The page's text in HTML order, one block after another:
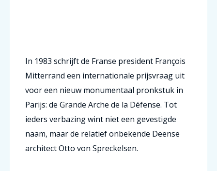
In 1983 schrijft de Franse president François
Mitterrand een internationale prijsvraag uit
voor een nieuw monumentaal pronkstuk in
Parijs: de Grande Arche de la Défense. Tot
ieders verbazing wint niet een gevestigde
naam, maar de relatief onbekende Deense
architect Otto von Spreckelsen.